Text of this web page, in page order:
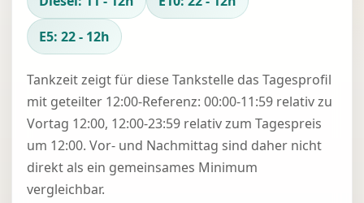
E5: 22 - 12h
Tankzeit zeigt für diese Tankstelle das Tagesprofil
mit geteilter 12:00-Referenz: 00:00-11:59 relativ zu
Vortag 12:00, 12:00-23:59 relativ zum Tagespreis
um 12:00. Vor- und Nachmittag sind daher nicht
direkt als ein gemeinsames Minimum
vergleichbar.